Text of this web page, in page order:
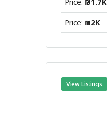
Price: ₪1.7K
Price: ₪2K
View Listings